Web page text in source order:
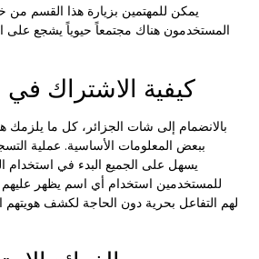
يمكن للمهتمين بزيارة هذا القسم من
المستخدمون هناك مجتمعاً حيوياً يشجع على
كيفية الاشتراك
بالانضمام إلى شات الجزائر، كل ما يلزمك
ببعض المعلومات الأساسية. عملية
يسهل على الجميع البدء في استخدام
للمستخدمين استخدام أي اسم يظهر عليهم
لهم التفاعل بحرية دون الحاجة لكشف هويتهم